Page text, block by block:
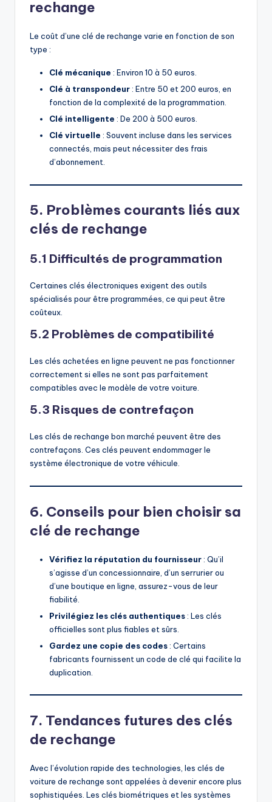
rechange
Le coût d’une clé de rechange varie en fonction de son
type :
Clé mécanique : Environ 10 à 50 euros.
Clé à transpondeur : Entre 50 et 200 euros, en
fonction de la complexité de la programmation.
Clé intelligente : De 200 à 500 euros.
Clé virtuelle : Souvent incluse dans les services
connectés, mais peut nécessiter des frais
d’abonnement.
5. Problèmes courants liés aux
clés de rechange
5.1 Difficultés de programmation
Certaines clés électroniques exigent des outils
spécialisés pour être programmées, ce qui peut être
coûteux.
5.2 Problèmes de compatibilité
Les clés achetées en ligne peuvent ne pas fonctionner
correctement si elles ne sont pas parfaitement
compatibles avec le modèle de votre voiture.
5.3 Risques de contrefaçon
Les clés de rechange bon marché peuvent être des
contrefaçons. Ces clés peuvent endommager le
système électronique de votre véhicule.
6. Conseils pour bien choisir sa
clé de rechange
Vérifiez la réputation du fournisseur : Qu’il
s’agisse d’un concessionnaire, d’un serrurier ou
d’une boutique en ligne, assurez-vous de leur
fiabilité.
Privilégiez les clés authentiques : Les clés
officielles sont plus fiables et sûrs.
Gardez une copie des codes : Certains
fabricants fournissent un code de clé qui facilite la
duplication.
7. Tendances futures des clés
de rechange
Avec l’évolution rapide des technologies, les clés de
voiture de rechange sont appelées à devenir encore plus
sophistiquées. Les clés biométriques et les systèmes